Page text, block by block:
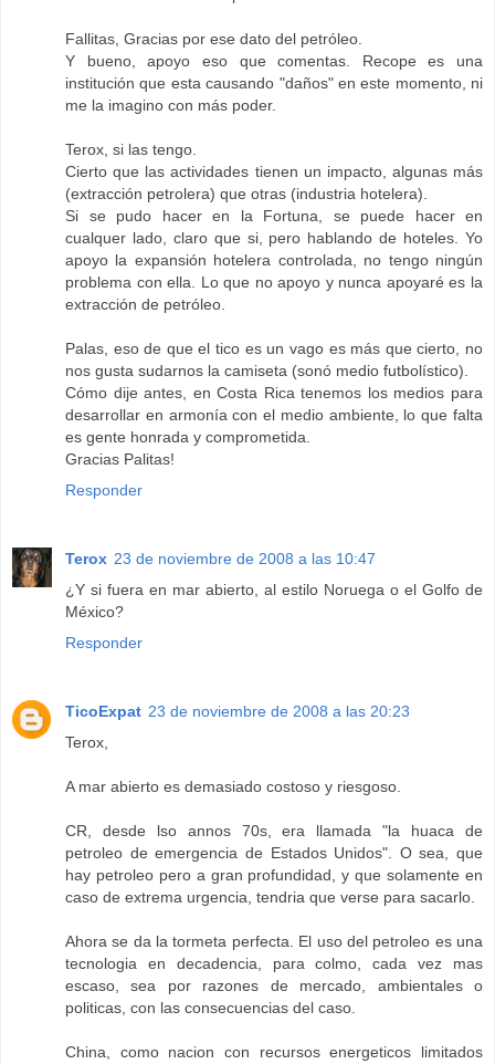
Fallitas, Gracias por ese dato del petróleo.
Y bueno, apoyo eso que comentas. Recope es una
institución que esta causando "daños" en este momento, ni
me la imagino con más poder.
Terox, si las tengo.
Cierto que las actividades tienen un impacto, algunas más
(extracción petrolera) que otras (industria hotelera).
Si se pudo hacer en la Fortuna, se puede hacer en
cualquer lado, claro que si, pero hablando de hoteles. Yo
apoyo la expansión hotelera controlada, no tengo ningún
problema con ella. Lo que no apoyo y nunca apoyaré es la
extracción de petróleo.
Palas, eso de que el tico es un vago es más que cierto, no
nos gusta sudarnos la camiseta (sonó medio futbolístico).
Cómo dije antes, en Costa Rica tenemos los medios para
desarrollar en armonía con el medio ambiente, lo que falta
es gente honrada y comprometida.
Gracias Palitas!
Responder
Terox 23 de noviembre de 2008 a las 10:47
¿Y si fuera en mar abierto, al estilo Noruega o el Golfo de
México?
Responder
TicoExpat 23 de noviembre de 2008 a las 20:23
Terox,
A mar abierto es demasiado costoso y riesgoso.
CR, desde lso annos 70s, era llamada "la huaca de
petroleo de emergencia de Estados Unidos". O sea, que
hay petroleo pero a gran profundidad, y que solamente en
caso de extrema urgencia, tendria que verse para sacarlo.
Ahora se da la tormeta perfecta. El uso del petroleo es una
tecnologia en decadencia, para colmo, cada vez mas
escaso, sea por razones de mercado, ambientales o
politicas, con las consecuencias del caso.
China, como nacion con recursos energeticos limitados